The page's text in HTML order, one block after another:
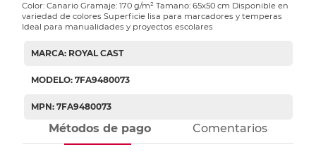
Color: Canario Gramaje: 170 g/m² Tamano: 65x50 cm Disponible en
variedad de colores Superficie lisa para marcadores y temperas
Ideal para manualidades y proyectos escolares
MARCA: ROYAL CAST
MODELO: 7FA9480073
MPN: 7FA9480073
Métodos de pago Comentarios